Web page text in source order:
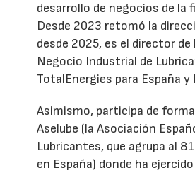
desarrollo de negocios de la
Desde 2023 retomó la
desde 2025, es el director de
Negocio Industrial de
TotalEnergies para España y
Asimismo, participa de
Aselube (la Asociación
Lubricantes, que agrupa al
en España) donde ha